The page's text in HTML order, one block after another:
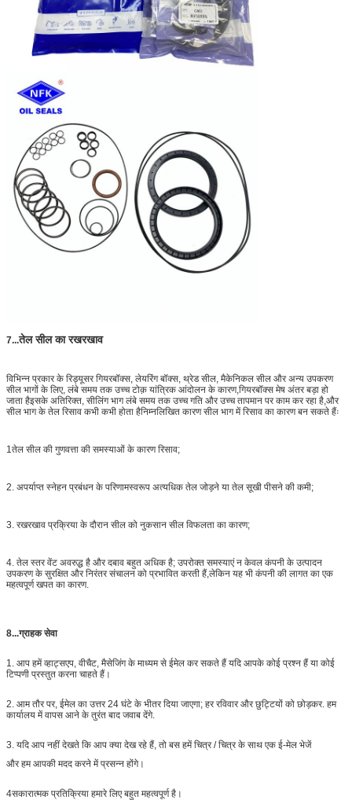
7...तेल सील का रखरखाव
विभिन्न प्रकार के रिड्यूसर गियरबॉक्स, लेयरिंग बॉक्स, थ्रेड सील, मैकेनिकल सील और अन्य उपकरण
सील भागों के लिए, लंबे समय तक उच्च टोक़ यांत्रिक आंदोलन के कारण,गियरबॉक्स मेष अंतर बड़ा हो
जाता हैइसके अतिरिक्त, सीलिंग भाग लंबे समय तक उच्च गति और उच्च तापमान पर काम कर रहा है,और
सील भाग के तेल रिसाव कभी कभी होता हैनिम्नलिखित कारण सील भाग में रिसाव का कारण बन सकते हैंः
1तेल सील की गुणवत्ता की समस्याओं के कारण रिसाव;
2. अपर्याप्त स्नेहन प्रबंधन के परिणामस्वरूप अत्यधिक तेल जोड़ने या तेल सूखी पीसने की कमी;
3. रखरखाव प्रक्रिया के दौरान सील को नुकसान सील विफलता का कारण;
4. तेल स्तर वेंट अवरुद्ध है और दबाव बहुत अधिक है; उपरोक्त समस्याएं न केवल कंपनी के उत्पादन
उपकरण के सुरक्षित और निरंतर संचालन को प्रभावित करती हैं,लेकिन यह भी कंपनी की लागत का एक
महत्वपूर्ण खपत का कारण.
8...ग्राहक सेवा
1. आप हमें व्हाट्सएप, वीचैट, मैसेजिंग के माध्यम से ईमेल कर सकते हैं यदि आपके कोई प्रश्न हैं या कोई
टिप्पणी प्रस्तुत करना चाहते हैं।
2. आम तौर पर, ईमेल का उत्तर 24 घंटे के भीतर दिया जाएगा; हर रविवार और छुट्टियों को छोड़कर. हम
कार्यालय में वापस आने के तुरंत बाद जवाब देंगे.
3. यदि आप नहीं देखते कि आप क्या देख रहे हैं, तो बस हमें चित्र / चित्र के साथ एक ई-मेल भेजें
और हम आपकी मदद करने में प्रसन्न होंगे।
4सकारात्मक प्रतिक्रिया हमारे लिए बहुत महत्वपूर्ण है।